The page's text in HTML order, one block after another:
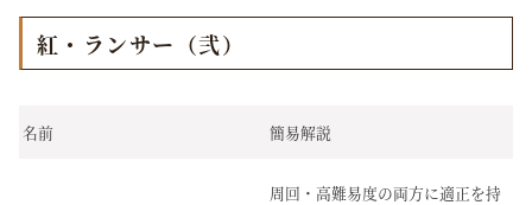
紅・ランサー（弐）
名前 簡易解説
周回・高難易度の両方に適正を持